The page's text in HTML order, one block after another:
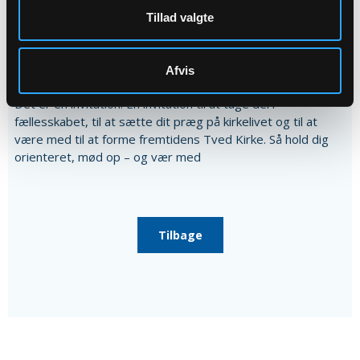
Tillad valgte
Afvis
samt en øl eller vand. Her kan du blive klogere på arbejdet i
menighedsrådsvalg - valgforsamling den 15. september kl.
19.00 i Sognehuset Kirkely. Hvor valgbestyrelsen byder på
Det er en invitation. En invitation til at tage del i
fællesskabet, til at sætte dit præg på kirkelivet og til at
være med til at forme fremtidens Tved Kirke. Så hold dig
orienteret, mød op – og vær med
Tilbage